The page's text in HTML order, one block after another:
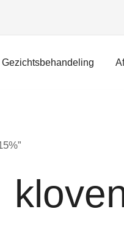
Gezichtsbehandeling